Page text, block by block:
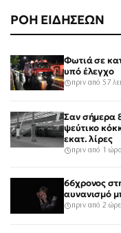
ΡΟΗ ΕΙΔΗΣΕΩΝ
Φωτιά σε
υπό έλεγχο
πριν από 57
Σαν σήμερα
ψεύτικο
εκατ. λίρες
πριν από 1 ώρα
66χρονος
αυνανισμό
πριν από 2